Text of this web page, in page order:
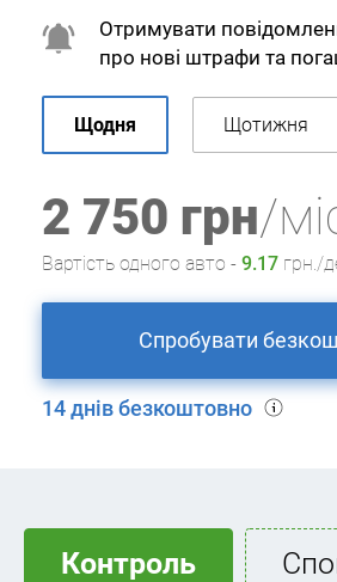
Отримувати
про нові штрафи та
Щодня Щотижня
2 750 грн/
Вартість одного авто - 9.17 грн./
Спробувати
14 днів безкоштовно
Контроль